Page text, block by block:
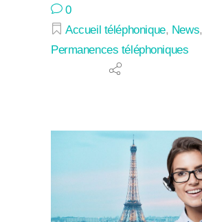
0
Accueil téléphonique, News,
Permanences téléphoniques